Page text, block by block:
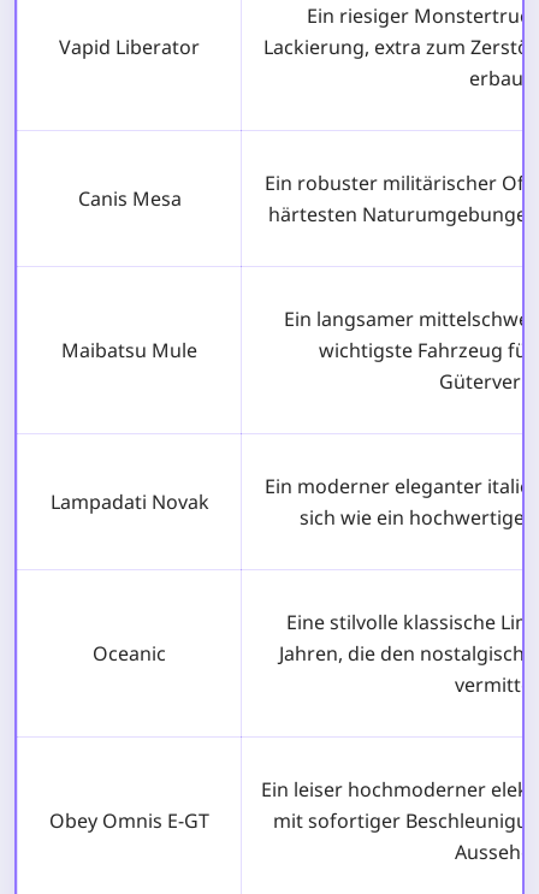
Vapid Liberator
Ein riesiger
Lackierung, extra zum
erbaut.
Canis Mesa
Ein robuster militärischer
härtesten
Maibatsu Mule
Ein langsamer
wichtigste Fahrzeug
Lampadati Novak
Ein moderner eleganter
sich wie ein
Oceanic
Eine stilvolle klassische
Jahren, die den
Obey Omnis E-GT
Ein leiser hochmoderner
mit sofortiger